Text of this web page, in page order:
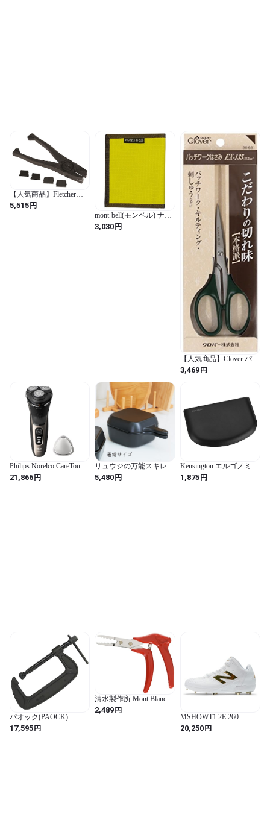
【人気商品】Fletcher
Terry フレッチャー グリ
ップ 8” （全長20cm）
5,515円
mont-bell(モンベル) ナイ
ロン スリムワレッ
ト/CYL 1123768
3,030円
【人気商品】Clover パッ
チワークはさみ 13.5cm
EX-135 ブラッ
3,469円
Philips Norelco CareTouch,
Rechargeable Wet & Dry
Shaver with Pop-Up
21,866円
リュウジの万能スキレッ
ト 【通常サイズ】
5,480円
Kensington エルゴノミク
ス ErgoSoft リストレスト
for Mouse (スリム)
1,875円
パオック(PAOCK)
SSPOWER(エスエスパワ
ー) シャコ万力 DF-200
17,595円
清水製作所 Mont Blanc
草抜くぞう 35094
2,489円
MSHOWT1 2E 260
20,250円